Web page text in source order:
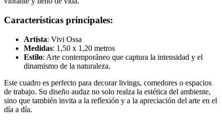
Características principales:
Artista: Vivi Ossa
Medidas: 1,50 x 1,20 metros
Estilo: Arte contemporáneo que captura la intensidad y el
dinamismo de la naturaleza.
Este cuadro es perfecto para decorar livings, comedores o espacios
de trabajo. Su diseño audaz no solo realza la estética del ambiente,
sino que también invita a la reflexión y a la apreciación del arte en el
día a día.